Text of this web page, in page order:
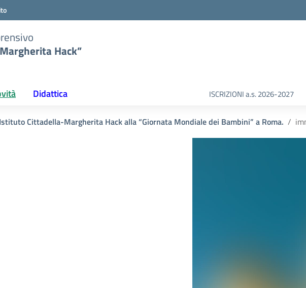
Hack”
Didattica ISCRIZIONI a.s. 2026-2027
Cittadella-Margherita Hack alla “Giornata Mondiale dei Bambini” a Roma.